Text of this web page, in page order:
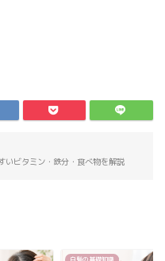
いビタミン・鉄分・食べ物を解説